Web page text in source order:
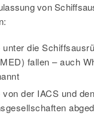
von
unter die
fallen – auch
der IACS und